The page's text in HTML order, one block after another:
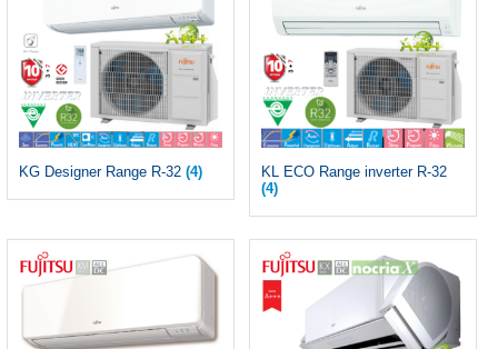
KG Designer Range R-32 (4)
KL ECO Range inverter R-32
(4)